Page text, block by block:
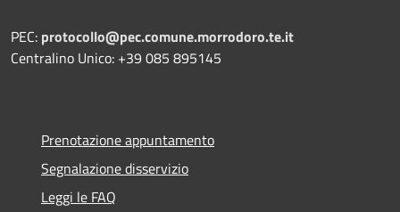
PEC: protocollo@pec.comune.morrodoro.te.it
Centralino Unico: +39 085 895145
Prenotazione appuntamento
Segnalazione disservizio
Leggi le FAQ